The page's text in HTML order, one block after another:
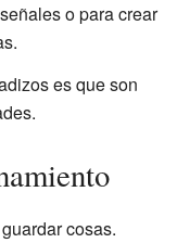
o para crear
es que son
cosas.